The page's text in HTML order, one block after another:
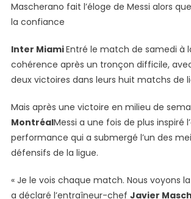
Mascherano fait l’éloge de Messi alors
la confiance
Inter MiamiEntré le match de samedi à
cohérence après un tronçon difficile,
deux victoires dans leurs huit matchs de
Mais après une victoire en milieu de
MontréalMessi a une fois de plus inspiré
performance qui a submergé l’un des
défensifs de la ligue.
« Je le vois chaque match. Nous voyons
a déclaré l’entraîneur-chef Javier